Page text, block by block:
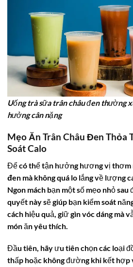
Uống trà sữa trân châu đen thường
hưởng cân nặng
Mẹo Ăn Trân Châu Đen Thỏa
Soát Calo
Để có thể tận hưởng hương vị thơm
đen mà không quá lo lắng về lượng
Ngon mách bạn một số mẹo nhỏ sau
quyết này sẽ giúp bạn kiểm soát
cách hiệu quả, giữ gìn vóc dáng mà
món ăn yêu thích.
Đầu tiên, hãy ưu tiên chọn các loại
thấp hoặc không đường khi kết hợp